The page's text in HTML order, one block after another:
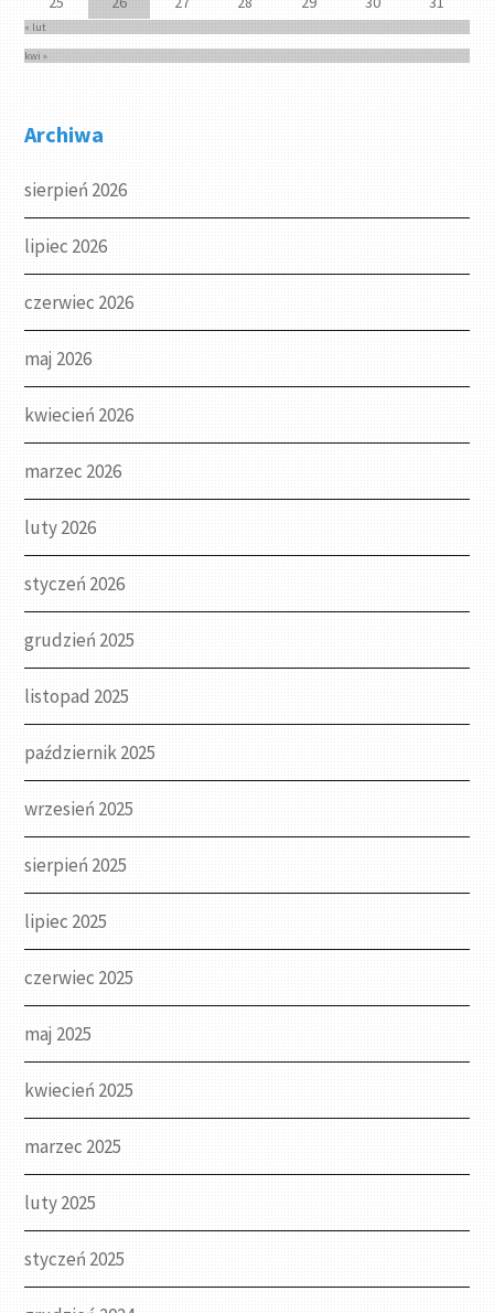
« lut
kwi »
Archiwa
sierpień 2026
lipiec 2026
czerwiec 2026
maj 2026
kwiecień 2026
marzec 2026
luty 2026
styczeń 2026
grudzień 2025
listopad 2025
październik 2025
wrzesień 2025
sierpień 2025
lipiec 2025
czerwiec 2025
maj 2025
kwiecień 2025
marzec 2025
luty 2025
styczeń 2025